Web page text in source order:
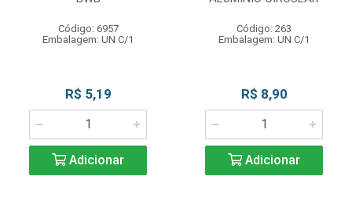
Código: 6957
Embalagem: UN C/1
R$ 5,19
Adicionar
Código: 263
Embalagem: UN C/1
R$ 8,90
Adicionar